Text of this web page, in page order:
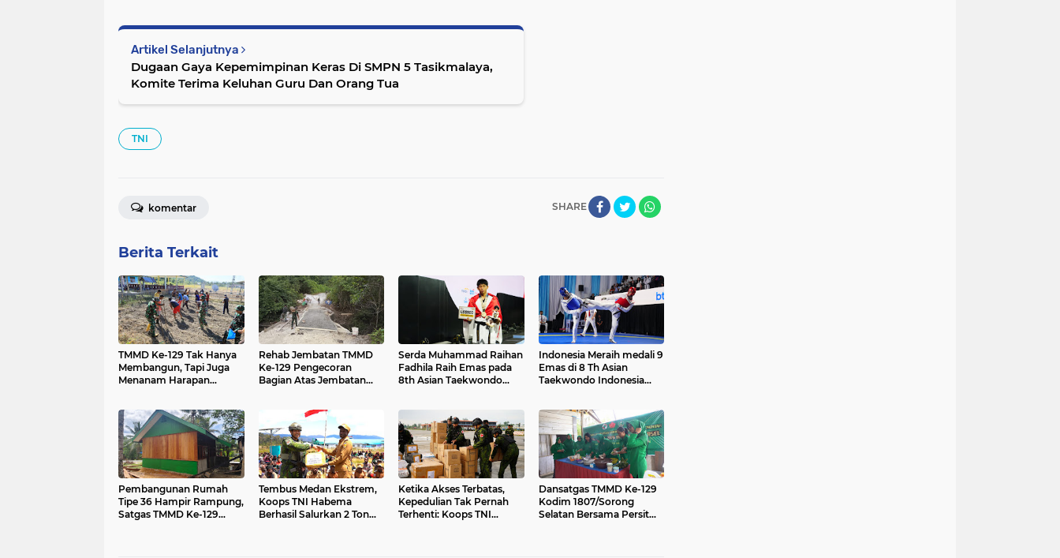
Artikel Selanjutnya
Dugaan Gaya Kepemimpinan Keras Di SMPN 5 Tasikmalaya,
Komite Terima Keluhan Guru Dan Orang Tua
TNI
SHARE
komentar
Berita Terkait
TMMD Ke-129 Tak Hanya
Membangun, Tapi Juga
Menanam Harapan
Rehab Jembatan TMMD
Ke-129 Pengecoran
Bagian Atas Jembatan
Sesor Segera Lebih Aman
dan Lancar
Serda Muhammad Raihan
Fadhila Raih Emas pada
8th Asian Taekwondo
Indonesia Meraih medali 9
Emas di 8 Th Asian
Taekwondo Indonesia
Pembangunan Rumah
Tipe 36 Hampir Rampung,
Satgas TMMD Ke-129
Tembus Medan Ekstrem,
Koops TNI Habema
Berhasil Salurkan 2 Ton
Ketika Akses Terbatas,
Kepedulian Tak Pernah
Terhenti: Koops TNI
Dansatgas TMMD Ke-129
Kodim 1807/Sorong
Selatan Bersama Persit